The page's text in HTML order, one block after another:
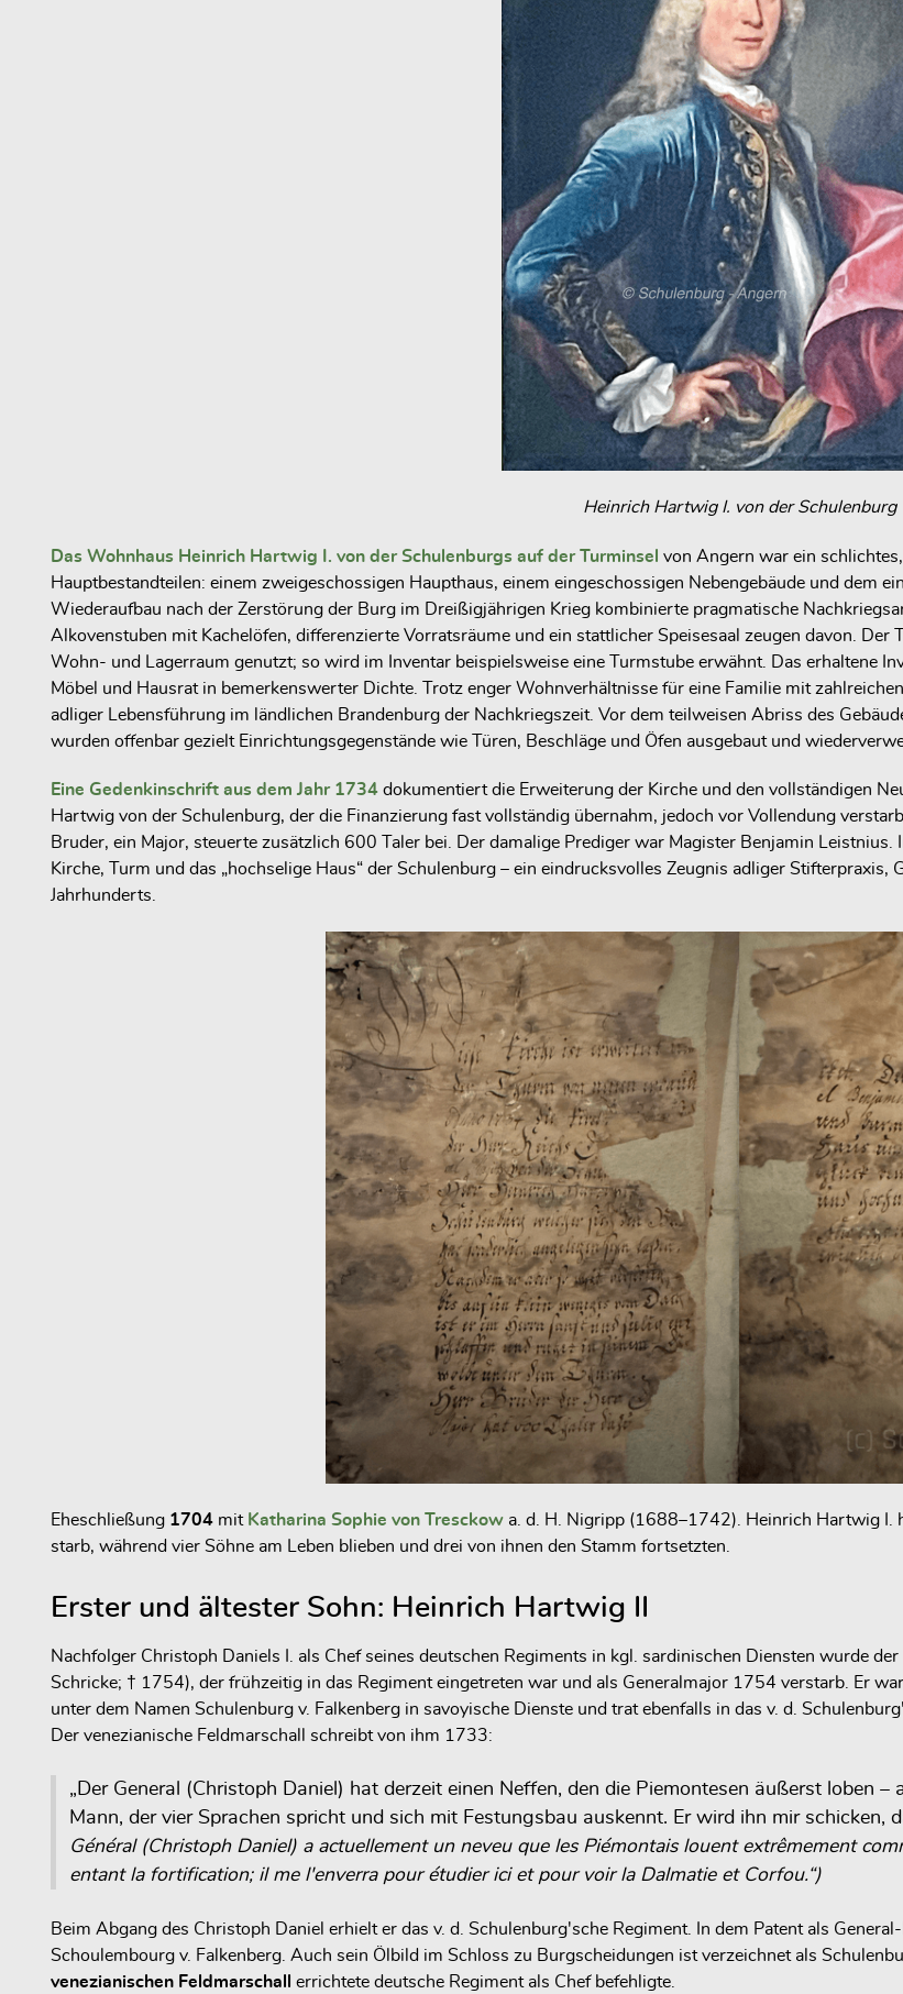
Heinrich Hartwig I. von der Schulenburg
Das Wohnhaus Heinrich Hartwig I. von der Schulenburgs auf der Turminsel von Angern war ein
Hauptbestandteilen: einem zweigeschossigen Haupthaus, einem eingeschossigen Nebengebäude und dem
Wiederaufbau nach der Zerstörung der Burg im Dreißigjährigen Krieg kombinierte pragmatische
Alkovenstuben mit Kachelöfen, differenzierte Vorratsräume und ein stattlicher Speisesaal zeugen davon.
Wohn- und Lagerraum genutzt; so wird im Inventar beispielsweise eine Turmstube erwähnt. Das erhaltene
Möbel und Hausrat in bemerkenswerter Dichte. Trotz enger Wohnverhältnisse für eine Familie mit
adliger Lebensführung im ländlichen Brandenburg der Nachkriegszeit. Vor dem teilweisen Abriss des
wurden offenbar gezielt Einrichtungsgegenstände wie Türen, Beschläge und Öfen ausgebaut und
Eine Gedenkinschrift aus dem Jahr 1734 dokumentiert die Erweiterung der Kirche und den vollständigen
Hartwig von der Schulenburg, der die Finanzierung fast vollständig übernahm, jedoch vor Vollendung
Bruder, ein Major, steuerte zusätzlich 600 Taler bei. Der damalige Prediger war Magister Benjamin
Kirche, Turm und das „hochselige Haus“ der Schulenburg – ein eindrucksvolles Zeugnis adliger
Jahrhunderts.
Eheschließung 1704 mit Katharina Sophie von Tresckow a. d. H. Nigripp (1688–1742). Heinrich Hartwig I.
starb, während vier Söhne am Leben blieben und drei von ihnen den Stamm fortsetzten.
Erster und ältester Sohn: Heinrich Hartwig II
Nachfolger Christoph Daniels I. als Chef seines deutschen Regiments in kgl. sardinischen Diensten wurde
Schricke; † 1754), der frühzeitig in das Regiment eingetreten war und als Generalmajor 1754 verstarb. Er
unter dem Namen Schulenburg v. Falkenberg in savoyische Dienste und trat ebenfalls in das v. d.
Der venezianische Feldmarschall schreibt von ihm 1733:
„Der General (Christoph Daniel) hat derzeit einen Neffen, den die Piemontesen äußerst loben
Mann, der vier Sprachen spricht und sich mit Festungsbau auskennt. Er wird ihn mir schicken,
Général (Christoph Daniel) a actuellement un neveu que les Piémontais louent extrêmement
entant la fortification; il me l'enverra pour étudier ici et pour voir la Dalmatie et Corfou.“)
Beim Abgang des Christoph Daniel erhielt er das v. d. Schulenburg'sche Regiment. In dem Patent als
Schoulembourg v. Falkenberg. Auch sein Ölbild im Schloss zu Burgscheidungen ist verzeichnet als
venezianischen Feldmarschall
errichtete deutsche Regiment als Chef befehligte.